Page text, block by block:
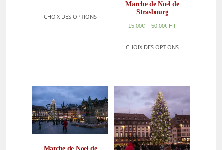
CHOIX DES OPTIONS
Marche de Noel de
Strasbourg
15,00€– 50,00€ HT
CHOIX DES OPTIONS
Marche de Noel de